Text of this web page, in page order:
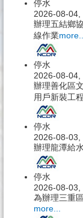
停水
2026-08-04,
辦理五結鄉
線作業more...
停水
2026-08-04,
辦理善化區
用戶新裝工
停水
2026-08-03,
辦理龍潭給
停水
2026-08-03,
為辦理三重
more...